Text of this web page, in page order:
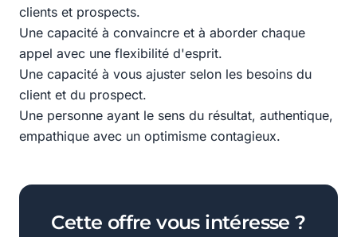
clients et prospects.
Une capacité à convaincre et à aborder chaque
appel avec une flexibilité d'esprit.
Une capacité à vous ajuster selon les besoins du
client et du prospect.
Une personne ayant le sens du résultat, authentique,
empathique avec un optimisme contagieux.
Cette offre vous intéresse ?